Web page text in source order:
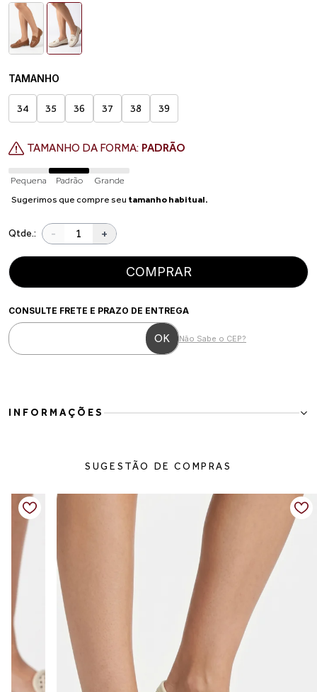
TAMANHO
34 35 36 37 38 39
TAMANHO DA FORMA: PADRÃO
Pequena Padrão
Grande
Sugerimos que compre seu tamanho habitual.
Qtde.: - +
COMPRAR
CONSULTE FRETE E PRAZO DE ENTREGA
Não Sabe o CEP?
INFORMAÇÕES
O Mocassim Feminino em Couro Off White é a escolha perfeita para
quem busca elegância leve e conforto no dia a dia. Com
moderno e delicado, ideal para compor produções frescas e
versáteis.
Os detalhes trançados e os metais dourados adicionam charme ao
design clássico do mocassim, enquanto o solado baixo proporciona
praticidade e conforto para acompanhar a rotina com estilo.
Um modelo atemporal e fácil de combinar, perfeito para looks
casuais, elegantes ou de trabalho.
Detalhes do produto:
Material externo: Couro
Cor: Off white
Diferencial: Recorte a laser e detalhe metálico dourado
Solado: Baixo e confortável
Bico: Redondo
Estilo: Casual elegante
SUGESTÃO DE COMPRAS